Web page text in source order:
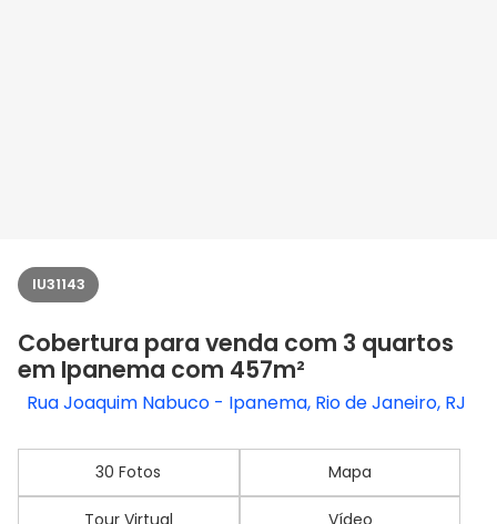
IU31143
Cobertura para venda com 3 quartos
em Ipanema com 457m²
Rua Joaquim Nabuco - Ipanema, Rio de Janeiro, RJ
30 Fotos Mapa
Tour Virtual Vídeo